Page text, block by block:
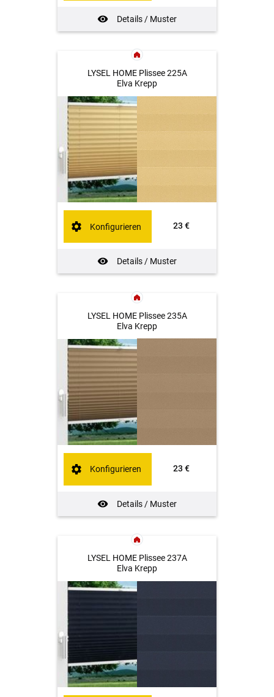
Details / Muster
LYSEL HOME Plissee 225A
Elva Krepp
23 €
Details / Muster
Konfigurieren
LYSEL HOME Plissee 235A
Elva Krepp
23 €
Details / Muster
Konfigurieren
LYSEL HOME Plissee 237A
Elva Krepp